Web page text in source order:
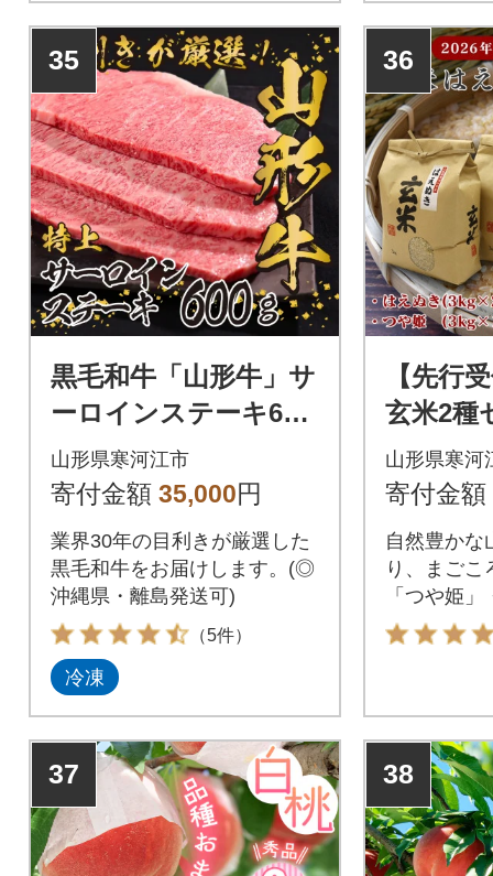
35
黒毛和牛「山形牛」サ
ーロインステーキ600
g(200g×3枚) 029-D02
山形県寒河江市
寄付金額 35,000円
業界30年の目利きが厳選した
黒毛和牛をお届けします。(◎
沖縄県・離島発送可)
（5件）
冷凍
36
【先行
玄米2種
g【つや
き】 令
山形県寒河
寄付金額
自然豊かな
り、まごこ
「つや姫
米を農家直
37 38